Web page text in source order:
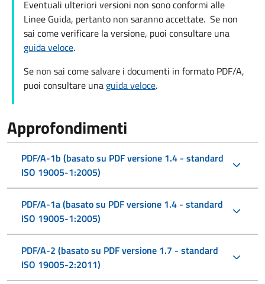
Eventuali ulteriori versioni non sono conformi alle
Linee Guida, pertanto non saranno accettate. Se non
sai come verificare la versione, puoi consultare una
guida veloce.
Se non sai come salvare i documenti in formato PDF/A,
puoi consultare una guida veloce.
Approfondimenti
PDF/A-1b (basato su PDF versione 1.4 - standard
ISO 19005-1:2005)
PDF/A-1a (basato su PDF versione 1.4 - standard
ISO 19005-1:2005)
PDF/A-2 (basato su PDF versione 1.7 - standard
ISO 19005-2:2011)